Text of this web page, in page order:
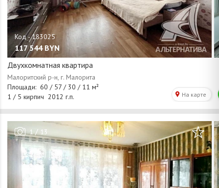
117 544 BYN
Двухкомнатная квартира
1/ 13